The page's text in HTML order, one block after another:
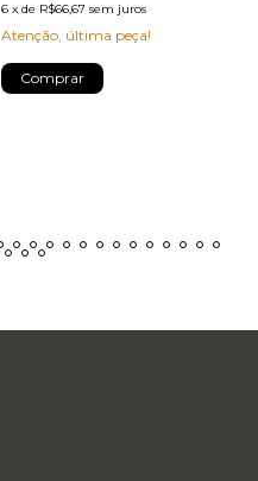
6 x de R$66,67 sem juros
Atenção, última peça!
Comprar